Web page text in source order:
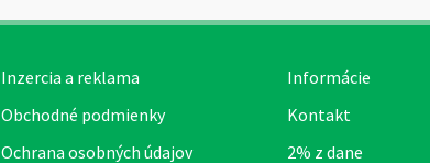
Inzercia a reklama
Obchodné podmienky
Ochrana osobných údajov
Informácie
Kontakt
2% z dane